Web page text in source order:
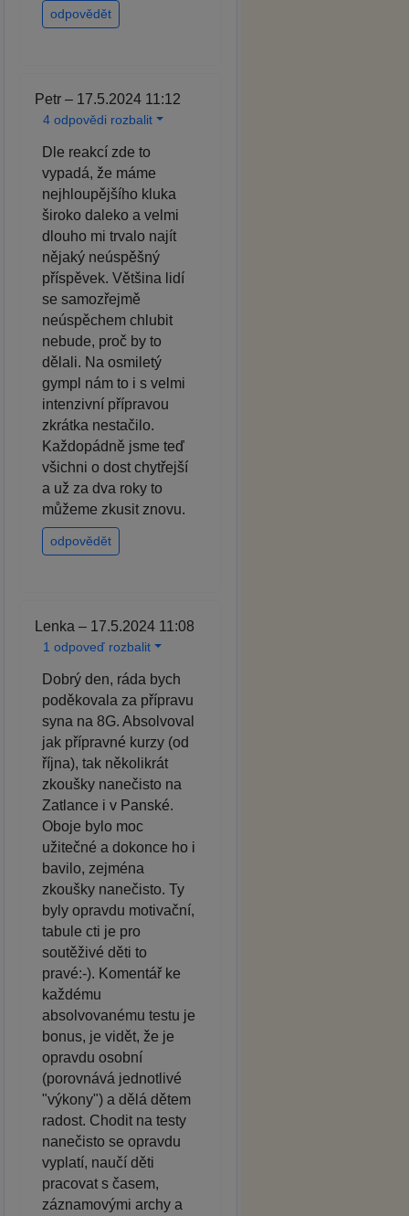
odpovědět
Petr – 17.5.2024 11:12
4 odpovědi rozbalit
Dle reakcí zde to
vypadá, že máme
nejhloupějšího kluka
široko daleko a velmi
dlouho mi trvalo najít
nějaký neúspěšný
příspěvek. Většina lidí
se samozřejmě
neúspěchem chlubit
nebude, proč by to
dělali. Na osmiletý
gympl nám to i s velmi
intenzivní přípravou
zkrátka nestačilo.
Každopádně jsme teď
všichni o dost chytřejší
a už za dva roky to
můžeme zkusit znovu.
odpovědět
Lenka – 17.5.2024 11:08
1 odpoveď rozbalit
Dobrý den, ráda bych
poděkovala za přípravu
syna na 8G. Absolvoval
jak přípravné kurzy (od
října), tak několikrát
zkoušky nanečisto na
Zatlance i v Panské.
Oboje bylo moc
užitečné a dokonce ho i
bavilo, zejména
zkoušky nanečisto. Ty
byly opravdu motivační,
tabule cti je pro
soutěživé děti to
pravé:-). Komentář ke
každému
absolvovanému testu je
bonus, je vidět, že je
opravdu osobní
(porovnává jednotlivé
"výkony") a dělá dětem
radost. Chodit na testy
nanečisto se opravdu
vyplatí, naučí děti
pracovat s časem,
záznamovými archy a